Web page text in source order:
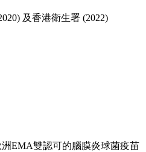
及香港衛生署 (2022)
EMA雙認可的腦膜炎球菌疫苗